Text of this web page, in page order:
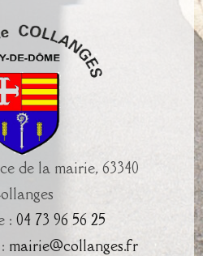
de la mairie, 63340
: 04 73 96 56 25
mairie@collanges.fr